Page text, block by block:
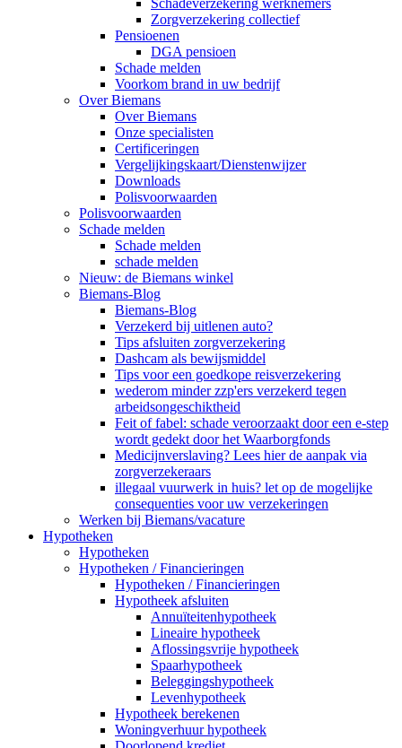
Schadeverzekering werknemers
Zorgverzekering collectief
Pensioenen
DGA pensioen
Schade melden
Voorkom brand in uw bedrijf
Over Biemans
Over Biemans
Onze specialisten
Certificeringen
Vergelijkingskaart/Dienstenwijzer
Downloads
Polisvoorwaarden
Polisvoorwaarden
Schade melden
Schade melden
schade melden
Nieuw: de Biemans winkel
Biemans-Blog
Biemans-Blog
Verzekerd bij uitlenen auto?
Tips afsluiten zorgverzekering
Dashcam als bewijsmiddel
Tips voor een goedkope reisverzekering
wederom minder zzp'ers verzekerd tegen
arbeidsongeschiktheid
Feit of fabel: schade veroorzaakt door een e-step
wordt gedekt door het Waarborgfonds
Medicijnverslaving? Lees hier de aanpak via
zorgverzekeraars
illegaal vuurwerk in huis? let op de mogelijke
consequenties voor uw verzekeringen
Werken bij Biemans/vacature
Hypotheken
Hypotheken
Hypotheken / Financieringen
Hypotheken / Financieringen
Hypotheek afsluiten
Annuïteitenhypotheek
Lineaire hypotheek
Aflossingsvrije hypotheek
Spaarhypotheek
Beleggingshypotheek
Levenhypotheek
Hypotheek berekenen
Woningverhuur hypotheek